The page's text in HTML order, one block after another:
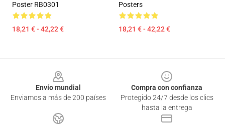
Poster RB0301
18,21 € - 42,22 €
Posters
18,21 € - 42,22 €
Envío mundial
Enviamos a más de 200 países
Compra con confianza
Protegido 24/7 desde los clics
hasta la entrega